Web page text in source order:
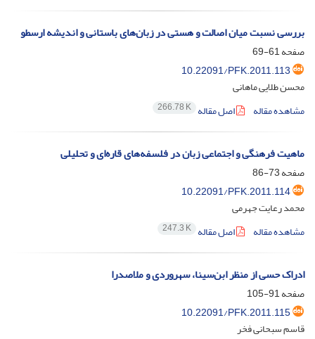
بررسی نسبت میان اصالت و هستی در زبان‌های باستانی و اندیشه ارسطو
صفحه61-69
10.22091/PFK.2011.113
محسن طلایی ماهانی
مشاهده مقاله
اصل مقاله 266.78 K
ماهیت فرهنگی و اجتماعی زبان در فلسفه‌های قاره‌ای و تحلیلی
صفحه73-86
10.22091/PFK.2011.114
محمد رعایت جهرمی
مشاهده مقاله
اصل مقاله 247.3 K
ادراک حسی از منظر ابن‌سینا، سهروردی و ملاصدرا
صفحه91-105
10.22091/PFK.2011.115
قاسم سبحانی فخر